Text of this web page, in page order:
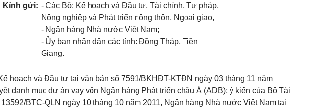
Kính gửi: - Các Bộ: Kế hoạch và Đầu tư, Tài chính, Tư pháp,
Nông nghiệp và Phát triển nông thôn, Ngoại giao,
- Ngân hàng Nhà nước Việt Nam;
- Ủy ban nhân dân các tỉnh: Đồng Tháp, Tiền
Giang.
hoạch và Đầu tư tại văn bản số 7591/BKHĐT-KTĐN ngày 03 tháng 11 năm
danh mục dự án vay vốn Ngân hàng Phát triển châu Á (ADB); ý kiến của Bộ Tài
BTC-QLN ngày 10 tháng 10 năm 2011, Ngân hàng Nhà nước Việt Nam tại